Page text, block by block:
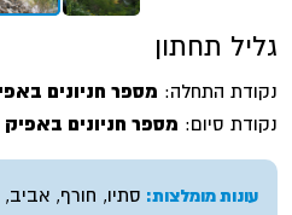
גליל תחתון
נקודת התחלה: מספר חניונים
נקודת סיום: מספר חניונים
עונות מומלצות: סתיו, חורף, אביב,